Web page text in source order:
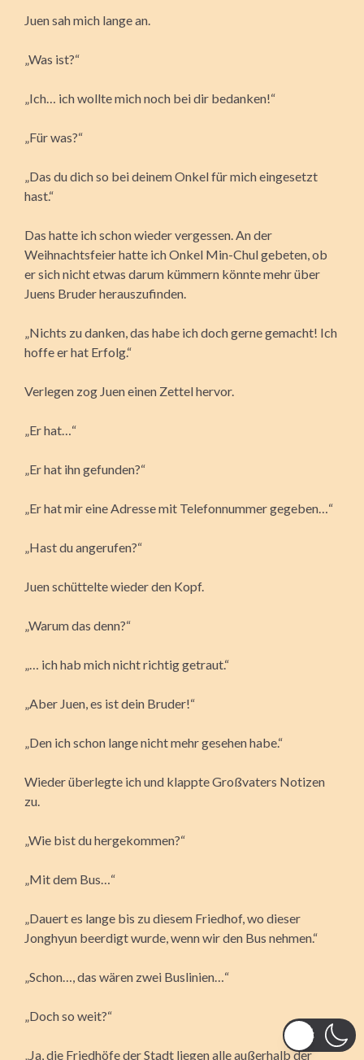
Juen sah mich lange an.
„Was ist?“
„Ich… ich wollte mich noch bei dir bedanken!“
„Für was?“
„Das du dich so bei deinem Onkel für mich eingesetzt
hast.“
Das hatte ich schon wieder vergessen. An der
Weihnachtsfeier hatte ich Onkel Min-Chul gebeten, ob
er sich nicht etwas darum kümmern könnte mehr über
Juens Bruder herauszufinden.
„Nichts zu danken, das habe ich doch gerne gemacht! Ich
hoffe er hat Erfolg.“
Verlegen zog Juen einen Zettel hervor.
„Er hat…“
„Er hat ihn gefunden?“
„Er hat mir eine Adresse mit Telefonnummer gegeben…“
„Hast du angerufen?“
Juen schüttelte wieder den Kopf.
„Warum das denn?“
„… ich hab mich nicht richtig getraut.“
„Aber Juen, es ist dein Bruder!“
„Den ich schon lange nicht mehr gesehen habe.“
Wieder überlegte ich und klappte Großvaters Notizen
zu.
„Wie bist du hergekommen?“
„Mit dem Bus…“
„Dauert es lange bis zu diesem Friedhof, wo dieser
Jonghyun beerdigt wurde, wenn wir den Bus nehmen.“
„Schon…, das wären zwei Buslinien…“
„Doch so weit?“
„Ja, die Friedhöfe der Stadt liegen alle außerhalb der